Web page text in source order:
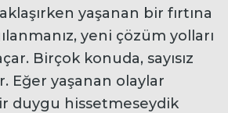
yaşanan bir fırtına
yeni çözüm yolları
Birçok konuda, sayısız
Eğer yaşanan olaylar
duygu hissetmeseydik